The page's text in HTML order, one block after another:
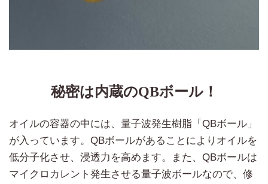
秘密は内蔵のQBボール！
オイルの容器の中には、量子波発生樹脂「QBボール」
が入っています。QBボールがあることによりオイルを
低分子化させ、浸透力を高めます。また、QBボールは
マイクロカレント発生させる量子波ボールなので、修